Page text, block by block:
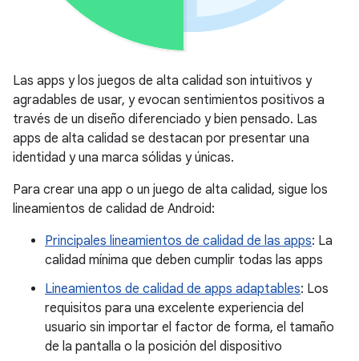
Las apps y los juegos de alta calidad son intuitivos y
agradables de usar, y evocan sentimientos positivos a
través de un diseño diferenciado y bien pensado. Las
apps de alta calidad se destacan por presentar una
identidad y una marca sólidas y únicas.
Para crear una app o un juego de alta calidad, sigue los
lineamientos de calidad de Android:
Principales lineamientos de calidad de las apps: La
calidad mínima que deben cumplir todas las apps
Lineamientos de calidad de apps adaptables: Los
requisitos para una excelente experiencia del
usuario sin importar el factor de forma, el tamaño
de la pantalla o la posición del dispositivo